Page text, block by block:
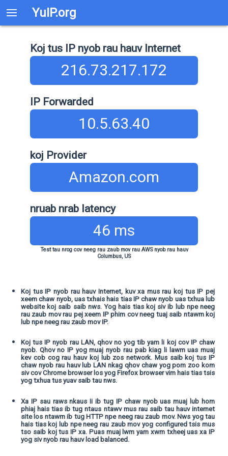
YuIP.org
Koj tus IP nyob rau hauv Internet
216.73.217.172
IP Forwarded
10.5.63.40
koj Provider
Amazon.com
nruab nrab latency
46 ms
Test tau nrog cov neeg rau zaub mov rau AWS nyob rau hauv
Columbus, US
Koj tus IP nyob rau hauv Internet, kuv xa mus rau koj tus IP pej
xeem chaw nyob, uas txhais hais tias IP chaw nyob uas txhua lub
website koj saib saib nws. Yog hais tias koj siv ib lub npe neeg
rau zaub mov rau pej xeem IP phim cov neeg tuaj saib ntawm koj
lub npe neeg rau zaub mov IP.
Koj tus IP nyob rau LAN, qhov no yog tib yam li koj cov IP chaw
nyob. Qhov no IP yog muaj nyob rau pab kiag li lawm uas muaj
kev cob cog rau hauv koj lub zos network. Mus saib koj tus IP
chaw nyob rau hauv lub LAN nkag qhov chaw yog pom zoo kom
siv cov Chrome browser los yog Firefox browser vim hais tias tsis
yog txhua tus yuav saib tau nws.
Xa IP sau raws nkaus Ii ib tug IP chaw nyob uas muaj lub hom
phiaj hais tias ib tug ntaus ntawv mus rau saib tau hauv internet
site los ntawm ib tug HTTP npe neeg rau zaub mov. Nws yog tau
hais tias koj lub npe neeg rau zaub mov yog configured tsis mus
tso saib koj tus IP xa. Puas muaj lwm yam xwm txheej uas xa IP
yog siv nyob rau hauv load balanced.